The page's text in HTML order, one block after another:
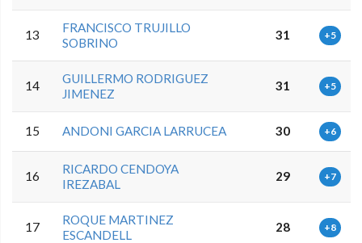
13
FRANCISCO TRUJILLO
SOBRINO
31 +5
14
GUILLERMO RODRIGUEZ
JIMENEZ
31 +5
15 ANDONI GARCIA LARRUCEA 30 +6
16
RICARDO CENDOYA
IREZABAL
29 +7
17
ROQUE MARTINEZ
ESCANDELL
28 +8